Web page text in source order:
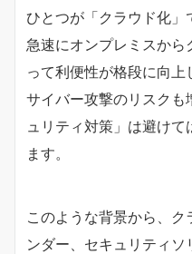
ひとつが「クラウド化」
急速にオンプレミスか
って利便性が格段に向上
サイバー攻撃のリスクも
ュリティ対策」は避け
ます。
このような背景から、
ンダー、セキュリティ